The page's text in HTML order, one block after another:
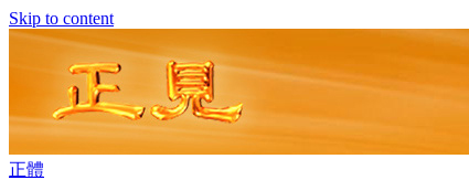
Skip to content
正體